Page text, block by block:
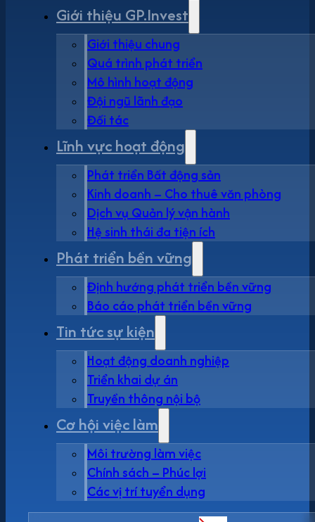
Giới thiệu GP.Invest
Giới thiệu chung
Quá trình phát triển
Mô hình hoạt động
Đội ngũ lãnh đạo
Đối tác
Lĩnh vực hoạt động
Phát triển Bất động sản
Kinh doanh – Cho thuê văn phòng
Dịch vụ Quản lý vận hành
Hệ sinh thái đa tiện ích
Phát triển bền vững
Định hướng phát triển bền vững
Báo cáo phát triển bền vững
Tin tức sự kiện
Hoạt động doanh nghiệp
Triển khai dự án
Truyền thông nội bộ
Cơ hội việc làm
Môi trường làm việc
Chính sách – Phúc lợi
Các vị trí tuyển dụng